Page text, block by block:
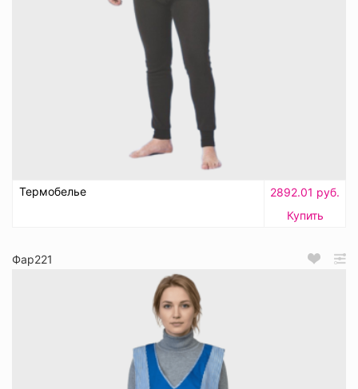
Термобелье
2892.01 руб.
Купить
Фар221